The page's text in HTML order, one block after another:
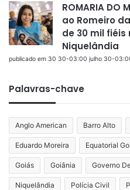
ROMARIA DO
ao Romeiro
de 30 mil fiéis
Niquelândia
publicado em 30 30-03:00 julho 30-
Palavras-chave
Anglo American Barro Alto
Eduardo Moreira Equatorial
Goiás Goiânia Governo
Niquelândia Polícia Civil